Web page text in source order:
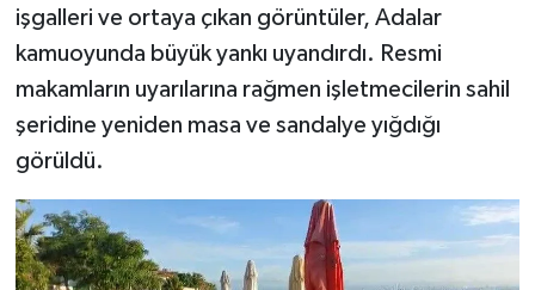
işgalleri ve ortaya çıkan görüntüler, Adalar
kamuoyunda büyük yankı uyandırdı. Resmi
makamların uyarılarına rağmen işletmecilerin sahil
şeridine yeniden masa ve sandalye yığdığı
görüldü.